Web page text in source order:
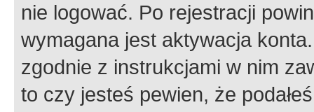
nie logować. Po rejestracji
wymagana jest aktywacja
zgodnie z instrukcjami w nim
to czy jesteś pewien, że